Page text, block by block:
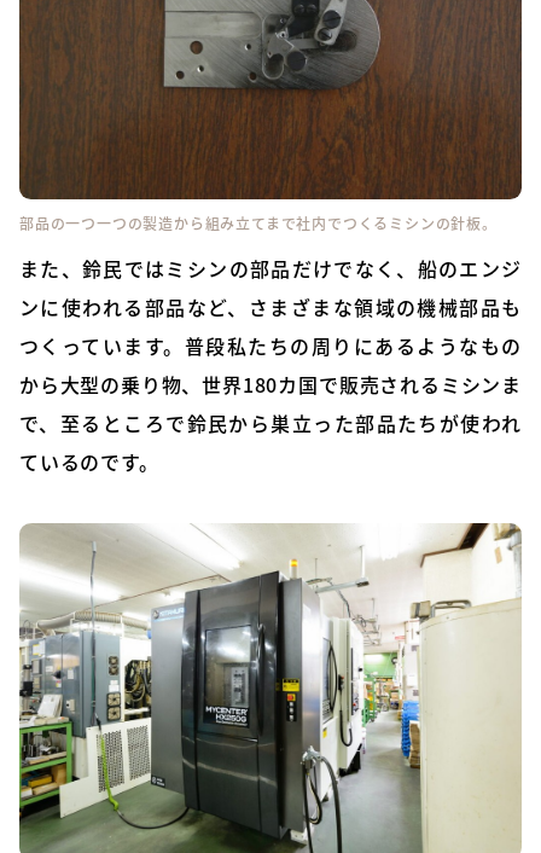
部品の一つ一つの製造から組み立てまで社内でつくるミシンの針板。
また、鈴民ではミシンの部品だけでなく、船のエンジ
ンに使われる部品など、さまざまな領域の機械部品も
つくっています。普段私たちの周りにあるようなもの
から大型の乗り物、世界180カ国で販売されるミシンま
で、至るところで鈴民から巣立った部品たちが使われ
ているのです。